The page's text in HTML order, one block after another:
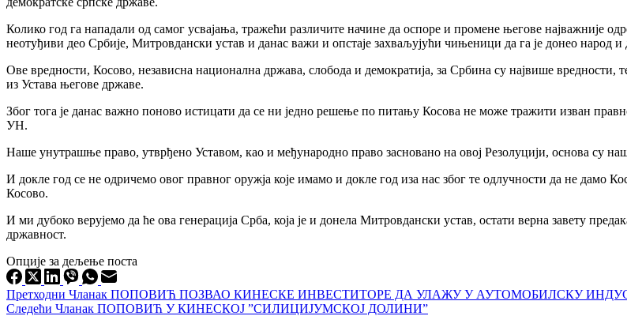
Колико год га нападали од самог усвајања, тражећи различите начине да оспоре и промене његове најважније
неотуђиви део Србије, Митровдански устав и данас важи и опстаје захваљујући чињеници да га је донео народ
Ове вредности, Косово, независна национална држава, слобода и демократија, за Србина су највише
из Устава његове државе.
Због тога је данас важно поново истицати да се ни једно решење по питању Косова не може тражити изван
УН.
Наше унутрашње право, утврђено Уставом, као и међународно право засновано на овој Резолуцији, основа су
И докле год се не одричемо овог правног оружја које имамо и докле год иза нас због те одлучности да не дамо
Косово.
И ми дубоко верујемо да ће ова генерација Срба, која је и донела Митровдански устав, остати верна завету
државност.
Опције за дељење поста
Претходни Чланак ПОПОВИЋ ПОЗВАО КИНЕСКЕ ИНВЕСТИТОРЕ ДА УЛАЖУ У АУТОМОБИЛСКУ
Следећи Чланак ПОПОВИЋ У КИНЕСКОЈ ”СИЛИЦИЈУМСКОЈ ДОЛИНИ”